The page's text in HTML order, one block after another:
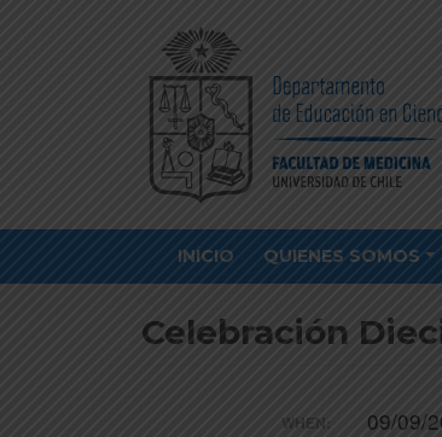
INICIO QUIENES SOMOS
Celebración
WHEN: 09/09/